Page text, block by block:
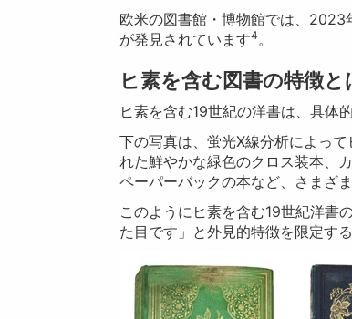
欧米の図書館・博物館では、
が発見されています4。
ヒ素を含む図書の特徴
ヒ素を含む19世紀の洋書は、具体
下の写真は、蛍光X線分析によっ
れた鮮やかな緑色のクロス装本、
ペーパーバックの本など、さまざ
このようにヒ素を含む19世紀洋書
た目です」と外見的特徴を限定す